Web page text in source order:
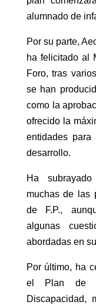
alumnado de
Por su parte,
ha felicitado al
Foro, tras
se han
como la
ofrecido la
entidades
desarrollo.
Ha
muchas de las
de F.P.,
algunas
abordadas en
Por último, ha
el Plan de
Discapacidad,